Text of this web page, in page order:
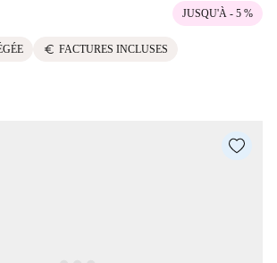
JUSQU'À - 5 %
euro FACTURES INCLUSES